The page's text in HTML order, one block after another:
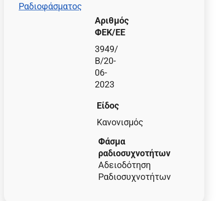
Ραδιοφάσματος
Αριθμός
ΦΕΚ/EE
3949/
Β/20-
06-
2023
Είδος
Κανονισμός
Φάσμα
ραδιοσυχνοτήτων
Αδειοδότηση
Ραδιοσυχνοτήτων